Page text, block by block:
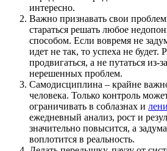
интересно.
Важно признавать свои
стараться решать любое
способом. Если вовремя не
идет не так, то успеха не будет.
продвигаться, а не путаться из-
нерешенных проблем.
Самодисциплина – крайне
человека. Только контроль
ограничивать в соблазнах и лени
ежедневный анализ, рост и
значительно повысится, а
воплотится в реальность.